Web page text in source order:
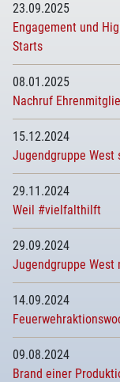
23.09.2025
Engagement und
Starts
08.01.2025
Nachruf
15.12.2024
Jugendgruppe
29.11.2024
Weil #vielfalthilft
29.09.2024
Jugendgruppe West
14.09.2024
09.08.2024
Brand einer